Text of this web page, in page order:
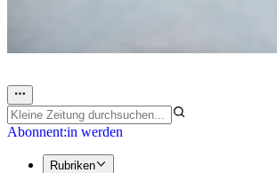
Abonnent:in werden
Rubriken